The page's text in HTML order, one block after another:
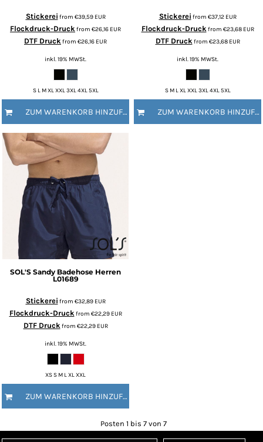
Stickerei from €39,59 EUR
Flockdruck-Druckfrom €26,16 EUR
DTF Druckfrom €26,16 EUR
inkl. 19% MWSt.
S L M XL XXL 3XL 4XL 5XL
ZUM WARENKORB HINZUFÜGEN
Stickerei from €37,12 EUR
Flockdruck-Druckfrom €23,68 EUR
DTF Druckfrom €23,68 EUR
inkl. 19% MWSt.
S M L XL XXL 3XL 4XL 5XL
ZUM WARENKORB HINZUFÜGEN
SOL'S Sandy Badehose Herren
L01689
Stickerei from €32,89 EUR
Flockdruck-Druckfrom €22,29 EUR
DTF Druckfrom €22,29 EUR
inkl. 19% MWSt.
XS S M L XL XXL
ZUM WARENKORB HINZUFÜGEN
Posten 1 bis 7 von 7